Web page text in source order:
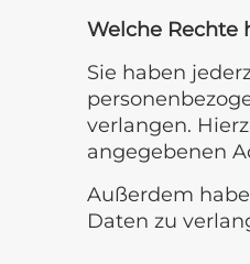
Welche Rechte
Sie haben
verlangen.
angegebenen
Außerdem
Daten zu